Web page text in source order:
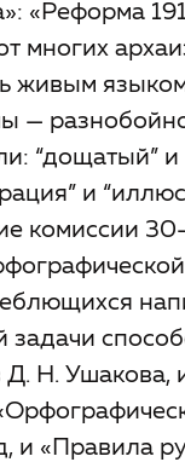
«Реформа
многих
живым
—
“дощатый” и
и
комиссии
задачи
Н. Ушакова,
и «Правила